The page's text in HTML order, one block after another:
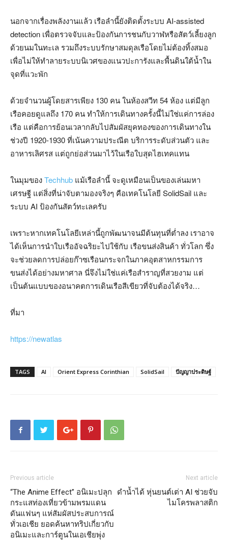
นอกจากเรื่องพลังงานแล้ว เรือลำนี้ยังติดตั้งระบบ AI-assisted
detection เพื่อตรวจจับและป้องกันการชนกับวาฬหรือสัตว์เลี้ยงลูก
ด้วยนมในทะเล รวมถึงระบบรักษาสมดุลเรือโดยไม่ต้องทิ้งสมอ
เพื่อไม่ให้ทำลายระบบนิเวศของแนวปะการังและพื้นดินใต้น้ำใน
จุดที่แวะพัก
ด้วยจำนวนผู้โดยสารเพียง 130 คน ในห้องสวีท 54 ห้อง แต่มีลูก
เรือคอยดูแลถึง 170 คน ทำให้การเดินทางครั้งนี้ไม่ใช่แค่การล่อง
เรือ แต่คือการย้อนเวลากลับไปสัมผัสยุคทองของการเดินทางใน
ช่วงปี 1920-1930 ที่เน้นความประณีต บริการระดับส่วนตัว และ
อาหารเลิศรส แต่ถูกย่อส่วนมาไว้ในเรือใบสุดไฮเทคแทน
ในมุมของTechhub แม้เรือลำนี้ จะดูเหมือนเป็นของเล่นมหา
เศรษฐี แต่สิ่งที่น่าจับตามองจริงๆ คือเทคโนโลยี SolidSail และ
ระบบ AI ป้องกันสัตว์ทะเลครับ
เพราะหากเทคโนโลยีเหล่านี้ถูกพัฒนาจนมีต้นทุนที่ต่ำลง เราอาจ
ได้เห็นการนำใบเรืออัจฉริยะไปใช้กับ เรือขนส่งสินค้า ทั่วโลก ซึ่ง
จะช่วยลดการปล่อยก๊าซเรือนกระจกในภาคอุตสาหกรรมการ
ขนส่งได้อย่างมหาศาล นี่จึงไม่ใช่แค่เรือสำราญที่สวยงาม แต่
เป็นต้นแบบของอนาคตการเดินเรือสีเขียวที่จับต้องได้จริง…
ที่มา
https://newatlas
TAGS AI Orient Express Corinthian SolidSail ปัญญาประดิษฐ์
Previous article
“The Anime Effect” อนิเมะปลุก
กระแสท่องเที่ยวข้ามพรมแดน
ดันแฟนๆ แห่สัมผัสประสบการณ์
ทั่วเอเชีย ยอดค้นหาทริปเกี่ยวกับ
อนิเมะและการ์ตูนในเอเชียพุ่ง
Next article
ดำน้ำได้ หุ่นยนต์เต่า AI ช่วยจับ
ไมโครพลาสติก